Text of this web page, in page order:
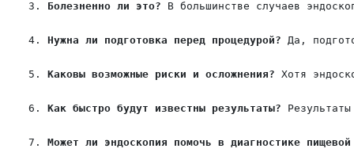
Болезненно ли это? В большинстве случаев
Нужна ли подготовка перед процедурой? Да,
Каковы возможные риски и осложнения? Хотя
Как быстро будут известны результаты?
Может ли эндоскопия помочь в диагностике пищевой